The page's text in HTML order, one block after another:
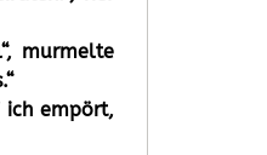
murmelte
ich empört,